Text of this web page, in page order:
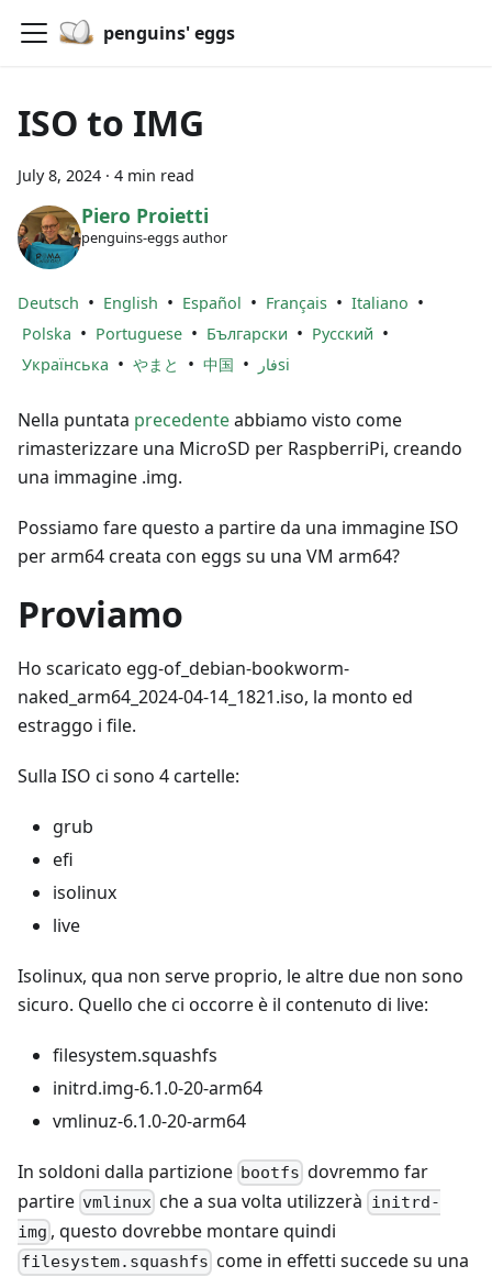
penguins' eggs
ISO to IMG
July 8, 2024 · 4 min read
Piero Proietti
penguins-eggs author
Deutsch • English • Español • Français • Italiano •
Polska • Portuguese • Български • Русский •
Українська • やまと • 中国 • فارsi
Nella puntata precedenteabbiamo visto come
rimasterizzare una MicroSD per RaspberriPi, creando
una immagine .img.
Possiamo fare questo a partire da una immagine ISO
per arm64 creata con eggs su una VM arm64?
Proviamo
Ho scaricato egg-of_debian-bookworm-
naked_arm64_2024-04-14_1821.iso, la monto ed
estraggo i file.
Sulla ISO ci sono 4 cartelle:
grub
efi
isolinux
live
Isolinux, qua non serve proprio, le altre due non sono
sicuro. Quello che ci occorre è il contenuto di live:
filesystem.squashfs
initrd.img-6.1.0-20-arm64
vmlinuz-6.1.0-20-arm64
In soldoni dalla partizione bootfs dovremmo far
partire vmlinux che a sua volta utilizzerà initrd-
img , questo dovrebbe montare quindi
filesystem.squashfs come in effetti succede su una